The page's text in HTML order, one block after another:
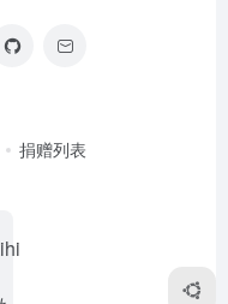
捐赠列表